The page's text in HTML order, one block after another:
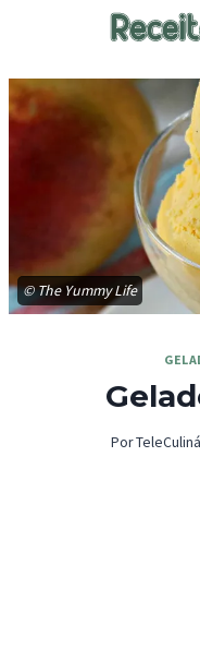
© The Yummy Life
Por